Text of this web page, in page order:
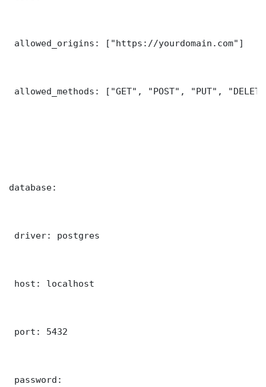
allowed_origins: ["https://yourdomain.com"]
allowed_methods: ["GET", "POST", "PUT",
database:
driver: postgres
host: localhost
port: 5432
password: